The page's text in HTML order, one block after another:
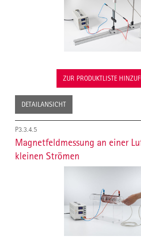
ZUR PRODUKTLISTE
DETAILANSICHT
P3.3.4.5
Magnetfeldmessung an einer
kleinen Strömen